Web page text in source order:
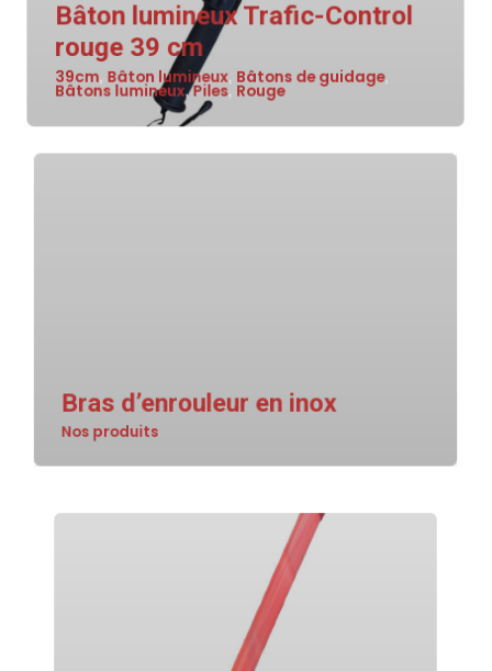
Bâton lumineux Trafic-Control
rouge 39 cm
39cm, Bâton lumineux, Bâtons de guidage
Bâtons lumineux,Piles, Rouge
Bras d’enrouleur en inox
Nos produits